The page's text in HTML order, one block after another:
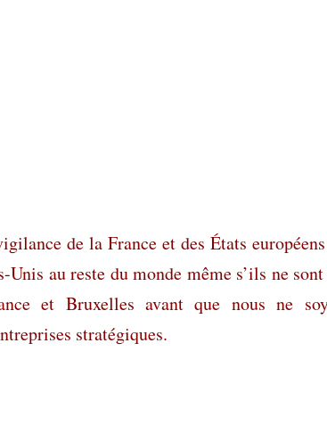
de la France et des États
au reste du monde même s’ils ne sont
et Bruxelles avant que nous ne
stratégiques.